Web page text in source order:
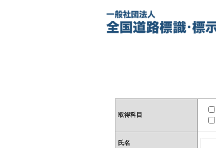
取得科目
氏名